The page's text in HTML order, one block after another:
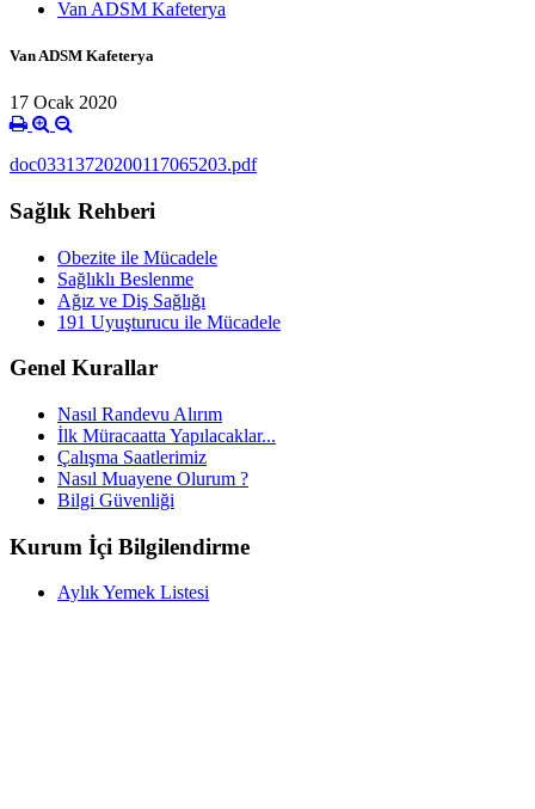
Van ADSM Kafeterya
Van ADSM Kafeterya
17 Ocak 2020
doc03313720200117065203.pdf
Sağlık Rehberi
Obezite ile Mücadele
Sağlıklı Beslenme
Ağız ve Diş Sağlığı
191 Uyuşturucu ile Mücadele
Genel Kurallar
Nasıl Randevu Alırım
İlk Müracaatta Yapılacaklar...
Çalışma Saatlerimiz
Nasıl Muayene Olurum ?
Bilgi Güvenliği
Kurum İçi Bilgilendirme
Aylık Yemek Listesi